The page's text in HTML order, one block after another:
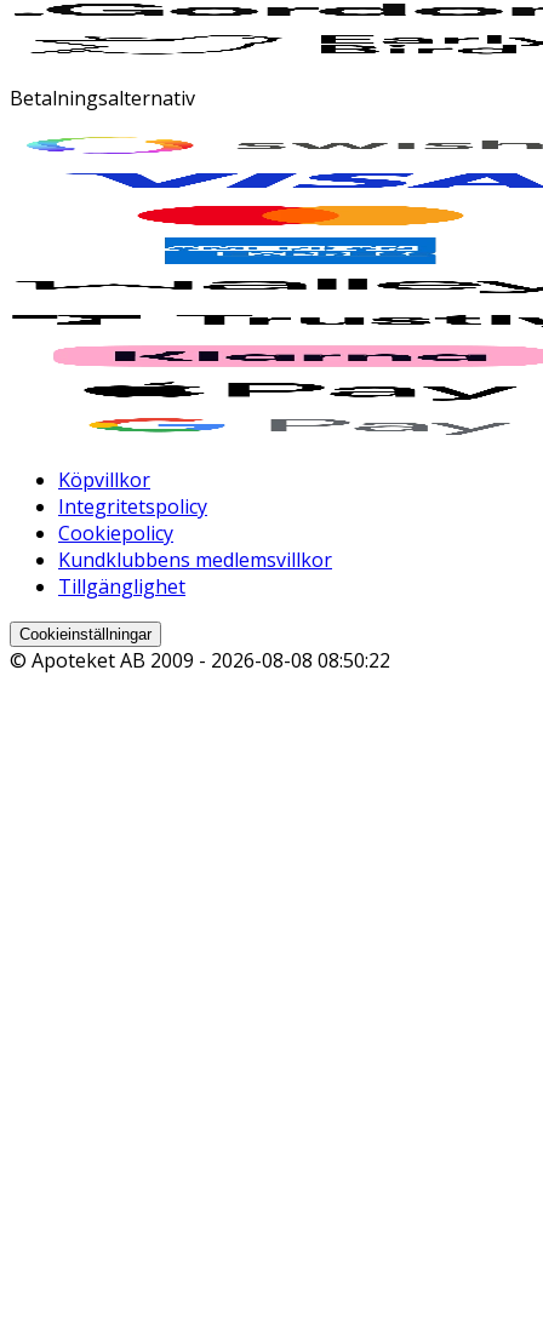
Betalningsalternativ
Köpvillkor
Integritetspolicy
Cookiepolicy
Kundklubbens medlemsvillkor
Tillgänglighet
Cookieinställningar
© Apoteket AB 2009 - 2026-08-08 08:50:22